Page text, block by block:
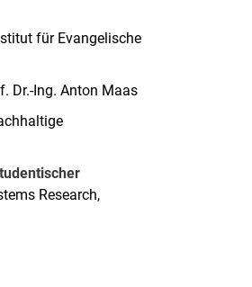
für Evangelische
Dr.-Ing. Anton Maas
Research,